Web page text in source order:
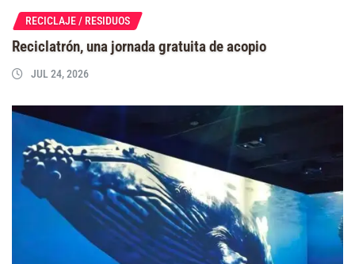
RECICLAJE / RESIDUOS
Reciclatrón, una jornada gratuita de acopio
JUL 24, 2026